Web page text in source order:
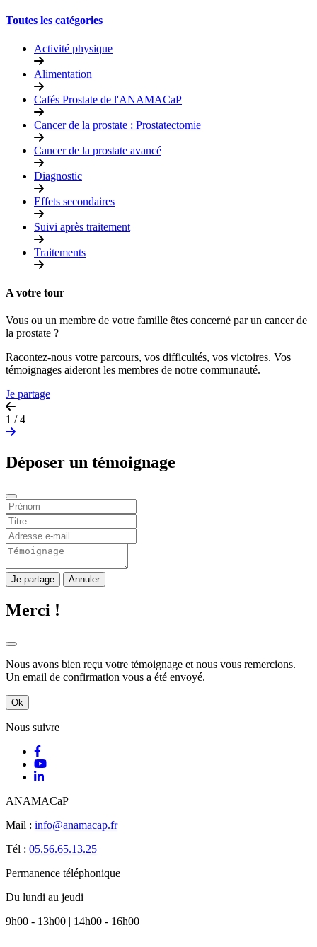
Toutes les catégories
Activité physique
Alimentation
Cafés Prostate de l'ANAMACaP
Cancer de la prostate : Prostatectomie
Cancer de la prostate avancé
Diagnostic
Effets secondaires
Suivi après traitement
Traitements
A votre tour
Vous ou un membre de votre famille êtes concerné par un cancer de
la prostate ?
Racontez-nous votre parcours, vos difficultés, vos victoires. Vos
témoignages aideront les membres de notre communauté.
Je partage
1 / 4
Déposer un témoignage
Je partage Annuler
Merci !
Nous avons bien reçu votre témoignage et nous vous remercions.
Un email de confirmation vous a été envoyé.
Ok
Nous suivre
ANAMACaP
Mail : info@anamacap.fr
Tél : 05.56.65.13.25
Permanence téléphonique
Du lundi au jeudi
9h00 - 13h00 | 14h00 - 16h00